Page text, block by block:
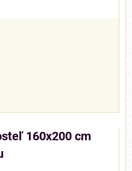
160x200 cm